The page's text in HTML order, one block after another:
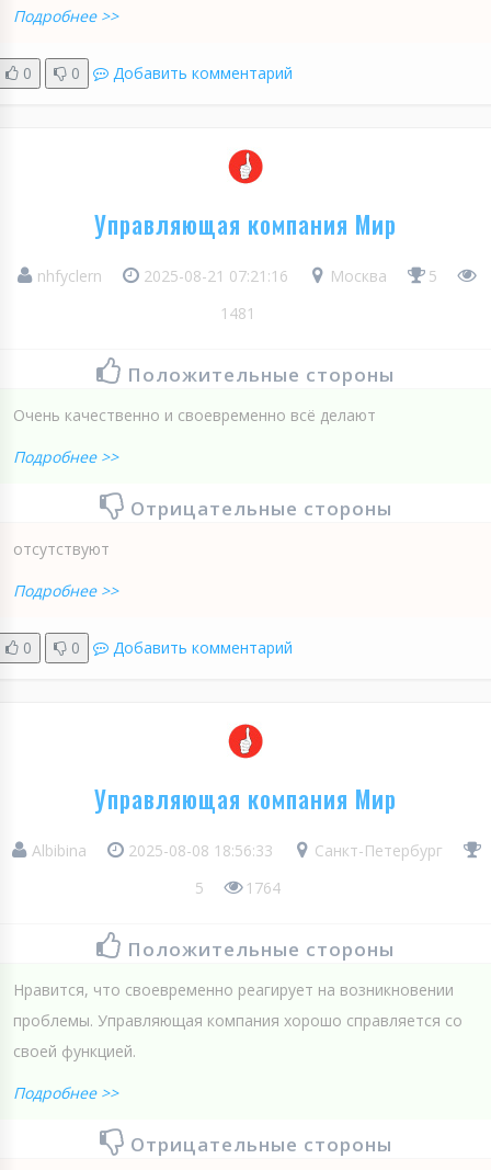
Подробнее >>
0 0 Добавить комментарий
Управляющая компания Мир
nhfyclern 2025-08-21 07:21:16 Москва
5
1481
Положительные стороны
Очень качественно и своевременно всё делают
Подробнее >>
Отрицательные стороны
отсутствуют
Подробнее >>
0 0 Добавить комментарий
Управляющая компания Мир
Albibina 2025-08-08 18:56:33
Санкт-Петербург
5
1764
Положительные стороны
Нравится, что своевременно реагирует на возникновении
проблемы. Управляющая компания хорошо справляется со
своей функцией.
Подробнее >>
Отрицательные стороны